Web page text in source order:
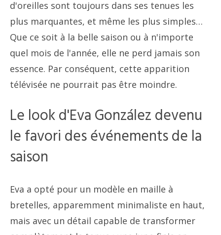
d'oreilles sont toujours dans ses tenues les
plus marquantes, et même les plus simples…
Que ce soit à la belle saison ou à n'importe
quel mois de l'année, elle ne perd jamais son
essence. Par conséquent, cette apparition
télévisée ne pourrait pas être moindre.
Le look d'Eva González devenu
le favori des événements de la
saison
Eva a opté pour un modèle en maille à
bretelles, apparemment minimaliste en haut,
mais avec un détail capable de transformer